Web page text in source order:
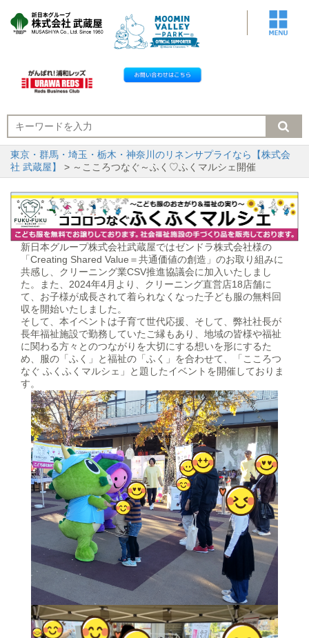
東京・群馬・埼玉・栃木・神奈川のリネンサプライなら【株式会
社 武蔵屋】 > ～こころつなぐ～ふく♡ふくマルシェ開催
新日本グループ株式会社武蔵屋ではゼンドラ株式会社様の
「Creating Shared Value＝共通価値の創造」のお取り組みに
共感し、クリーニング業CSV推進協議会に加入いたしまし
た。また、2024年4月より、クリーニング直営店18店舗に
て、お子様が成長されて着られなくなった子ども服の無料回
収を開始いたしました。
そして、本イベントは子育て世代応援、そして、弊社社長が
長年福祉施設で勤務していたご縁もあり、地域の皆様や福祉
に関わる方々とのつながりを大切にする想いを形にするた
め、服の「ふく」と福祉の「ふく」を合わせて、「こころつ
なぐ ふくふくマルシェ」と題したイベントを開催しておりま
す。